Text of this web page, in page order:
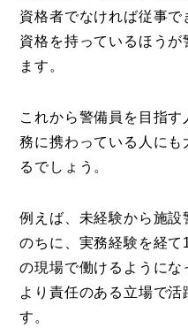
資格者でなければ従事で
資格を持っているほうが
ます。
これから警備員を目指
務に携わっている人にも
るでしょう。
例えば、未経験から施
のちに、実務経験を経て
の現場で働けるように
より責任のある立場で活
す。